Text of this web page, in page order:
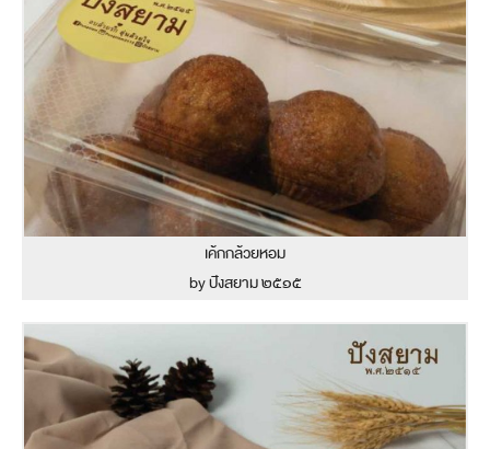
เค้กกล้วยหอม
by ปังสยาม ๒๕๑๕